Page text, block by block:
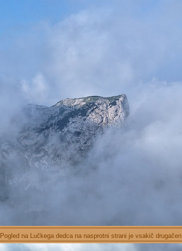
Pogled na Lučkega dedca na nasprotni strani je vsakič drugačen.